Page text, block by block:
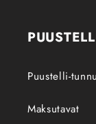
Puustelli-
Maksutavat